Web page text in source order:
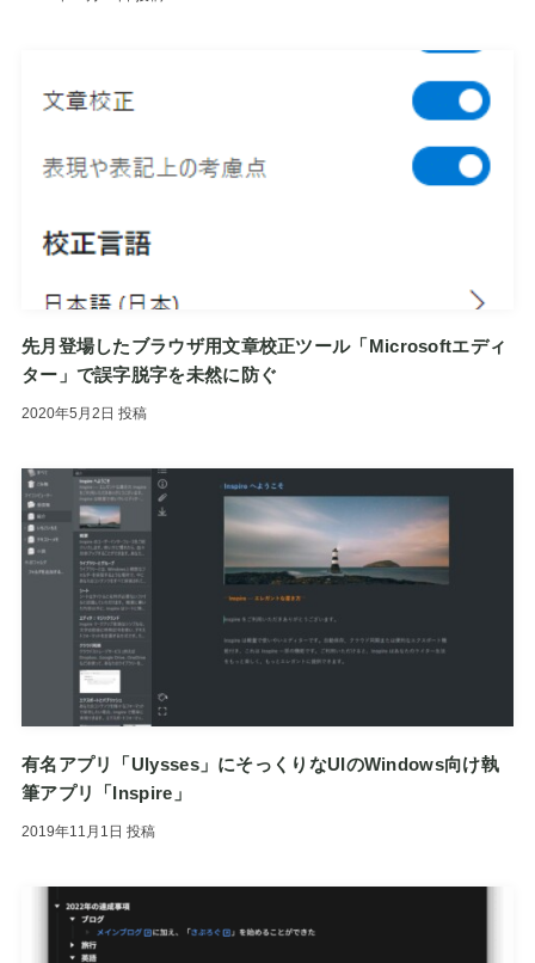
先月登場したブラウザ用文章校正ツール「Microsoftエディ
ター」で誤字脱字を未然に防ぐ
2020年5月2日 投稿
有名アプリ「Ulysses」にそっくりなUIのWindows向け執
筆アプリ「Inspire」
2019年11月1日 投稿